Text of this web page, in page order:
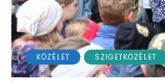
KÖZÉLET SZIGETKÖZÉLET